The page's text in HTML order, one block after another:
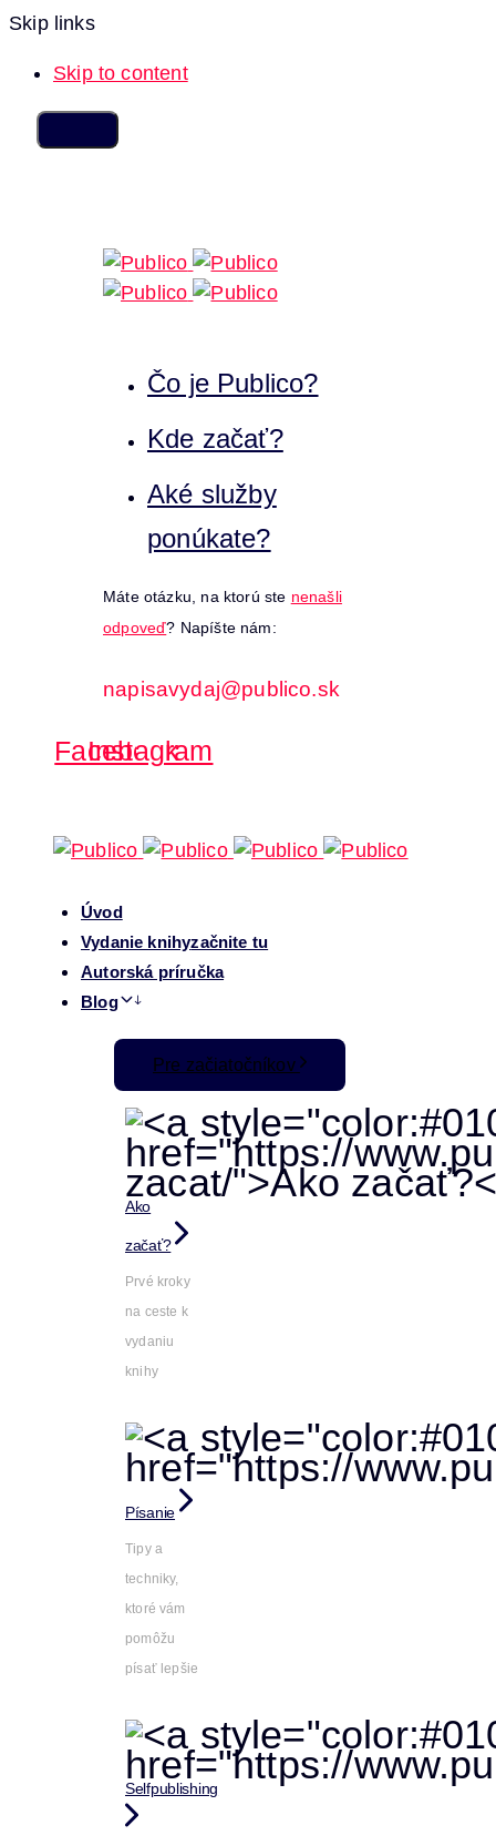
Skip links
Skip to content
Čo je Publico?
Kde začať?
Aké služby
ponúkate?
Máte otázku, na ktorú ste nenašli
odpoveď? Napíšte nám:
napisavydaj@publico.sk
Facebook
Instagram
Úvod
Vydanie knihyzačnite tu
Autorská príručka
Blog
Pre začiatočníkov
Ako
začať?
Prvé kroky
na ceste k
vydaniu
knihy
Písanie
Tipy a
techniky,
ktoré vám
pomôžu
písať lepšie
Selfpublishing